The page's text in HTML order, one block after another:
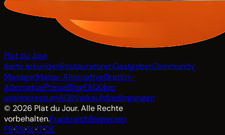
Plat du Jour
Karte erkundenRestauratorenGastgeberCommunity
ManagerMalou-AlternativeGrattin-
AlternativePreiseBlogFAQÜber
unsImpressumAGBVerkaufsbedingungen
© 2026 Plat du Jour. Alle Rechte
vorbehalten.FrankreichSlowenien
FR·EN·SL·IT·DE